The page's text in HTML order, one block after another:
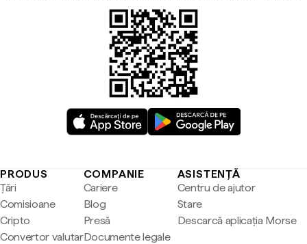
PRODUS
Țări
Comisioane
Cripto
Convertor valutar
COMPANIE
Cariere
Blog
Presă
Documente legale
ASISTENȚĂ
Centru de ajutor
Stare
Descarcă aplicația Morse